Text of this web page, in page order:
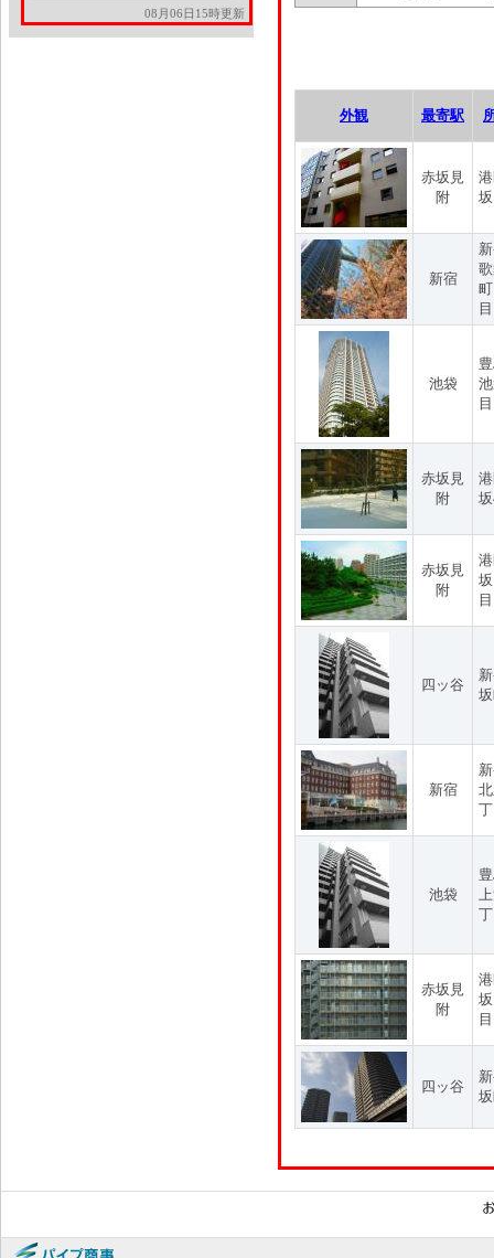
08月06日15時更新
外観 最寄駅
赤坂見
附
新宿
目
池袋
目
赤坂見
附
赤坂見
附
目
四ッ谷
新宿
池袋
赤坂見
附
目
四ッ谷